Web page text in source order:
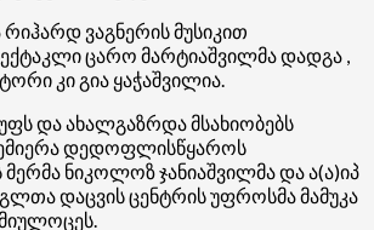
რიჰარდ ვაგნერის მუსიკით
ცარო მარტიაშვილმა დადგა ,
კი გია ყაჭაშვილია.
და ახალგაზრდა მსახიობებს
დედოფლისწყაროს
მერმა ნიკოლოზ ჯანიაშვილმა და ა(ა)იპ
დაცვის ცენტრის უფროსმა მამუკა